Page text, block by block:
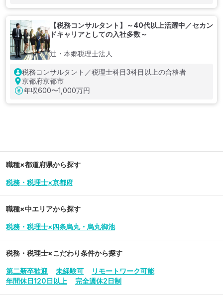
【税務コンサルタント】～40代以上活躍中／セカン
ドキャリアとしての入社多数～
辻・本郷税理士法人
税務コンサルタント／税理士科目3科目以上の合格者
京都府京都市
年収600〜1,000万円
職種×都道府県から探す
税務・税理士×京都府
職種×中エリアから探す
税務・税理士×四条烏丸・烏丸御池
税務・税理士×こだわり条件から探す
第二新卒歓迎 未経験可
リモートワーク可能
年間休日120日以上
完全週休2日制